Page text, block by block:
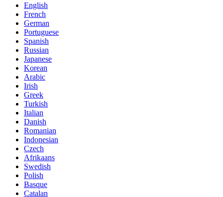
English
French
German
Portuguese
Spanish
Russian
Japanese
Korean
Arabic
Irish
Greek
Turkish
Italian
Danish
Romanian
Indonesian
Czech
Afrikaans
Swedish
Polish
Basque
Catalan